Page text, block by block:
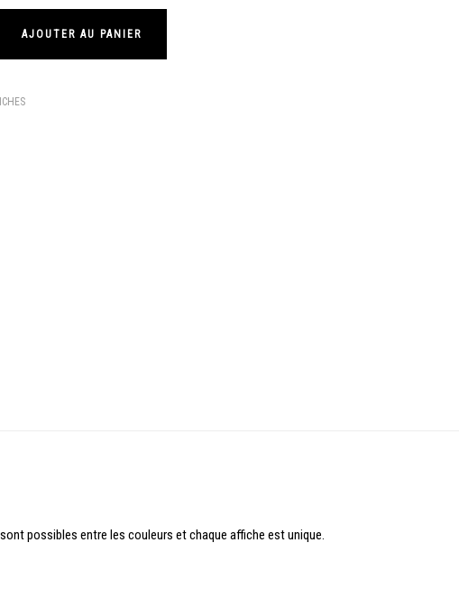
AJOUTER AU PANIER
possibles entre les couleurs et chaque affiche est unique.